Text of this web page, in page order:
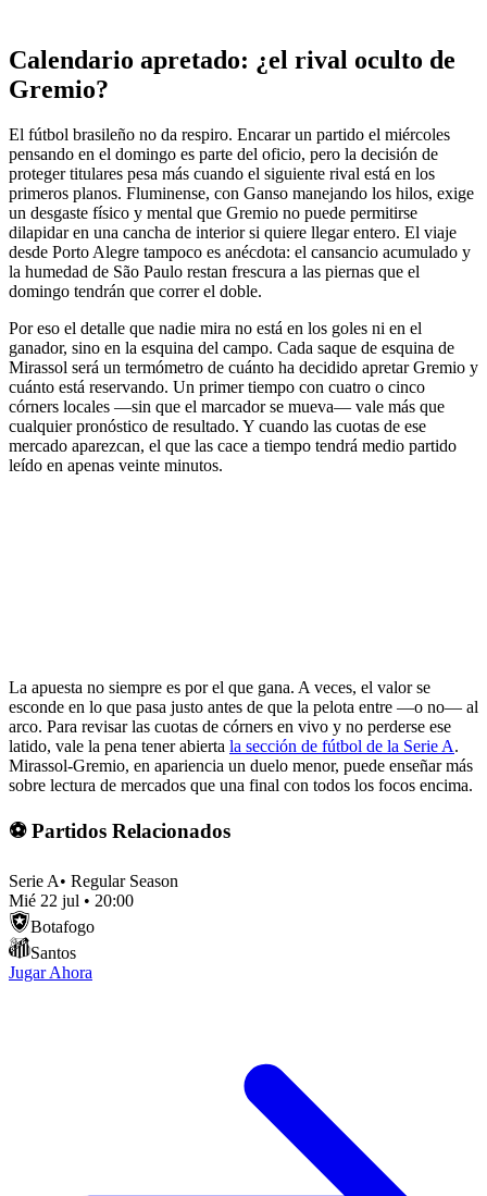
Calendario apretado: ¿el rival oculto de
Gremio?
El fútbol brasileño no da respiro. Encarar un partido el miércoles
pensando en el domingo es parte del oficio, pero la decisión de
proteger titulares pesa más cuando el siguiente rival está en los
primeros planos. Fluminense, con Ganso manejando los hilos, exige
un desgaste físico y mental que Gremio no puede permitirse
dilapidar en una cancha de interior si quiere llegar entero. El viaje
desde Porto Alegre tampoco es anécdota: el cansancio acumulado y
la humedad de São Paulo restan frescura a las piernas que el
domingo tendrán que correr el doble.
Por eso el detalle que nadie mira no está en los goles ni en el
ganador, sino en la esquina del campo. Cada saque de esquina de
Mirassol será un termómetro de cuánto ha decidido apretar Gremio y
cuánto está reservando. Un primer tiempo con cuatro o cinco
córners locales —sin que el marcador se mueva— vale más que
cualquier pronóstico de resultado. Y cuando las cuotas de ese
mercado aparezcan, el que las cace a tiempo tendrá medio partido
leído en apenas veinte minutos.
La apuesta no siempre es por el que gana. A veces, el valor se
esconde en lo que pasa justo antes de que la pelota entre —o no— al
arco. Para revisar las cuotas de córners en vivo y no perderse ese
latido, vale la pena tener abierta la sección de fútbol de la Serie A.
Mirassol-Gremio, en apariencia un duelo menor, puede enseñar más
sobre lectura de mercados que una final con todos los focos encima.
⚽ Partidos Relacionados
Serie A• Regular Season
Mié 22 jul • 20:00
Botafogo
Santos
Jugar Ahora